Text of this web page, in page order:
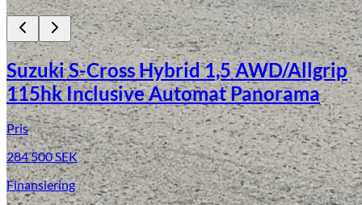
Suzuki S-Cross Hybrid 1,5 AWD/Allgrip
115hk Inclusive Automat Panorama
Pris
284 500SEK
Finansiering